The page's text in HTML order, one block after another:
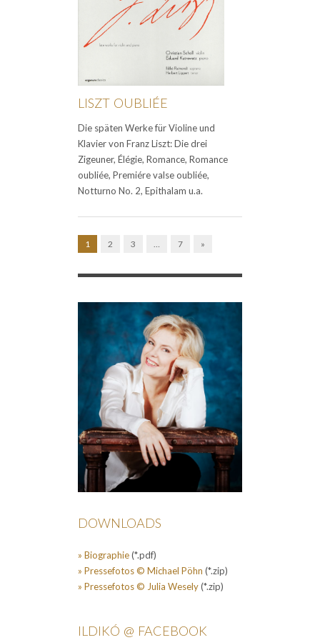
LISZT OUBLIÉE
Die späten Werke für Violine und
Klavier von Franz Liszt: Die drei
Zigeuner, Élégie, Romance, Romance
oubliée, Premiére valse oubliée,
Notturno No. 2, Epithalam u.a.
1 2 3 … 7 »
DOWNLOADS
» Biographie(*.pdf)
» Pressefotos © Michael Pöhn (*.zip)
» Pressefotos © Julia Wesely(*.zip)
ILDIKÓ @ FACEBOOK